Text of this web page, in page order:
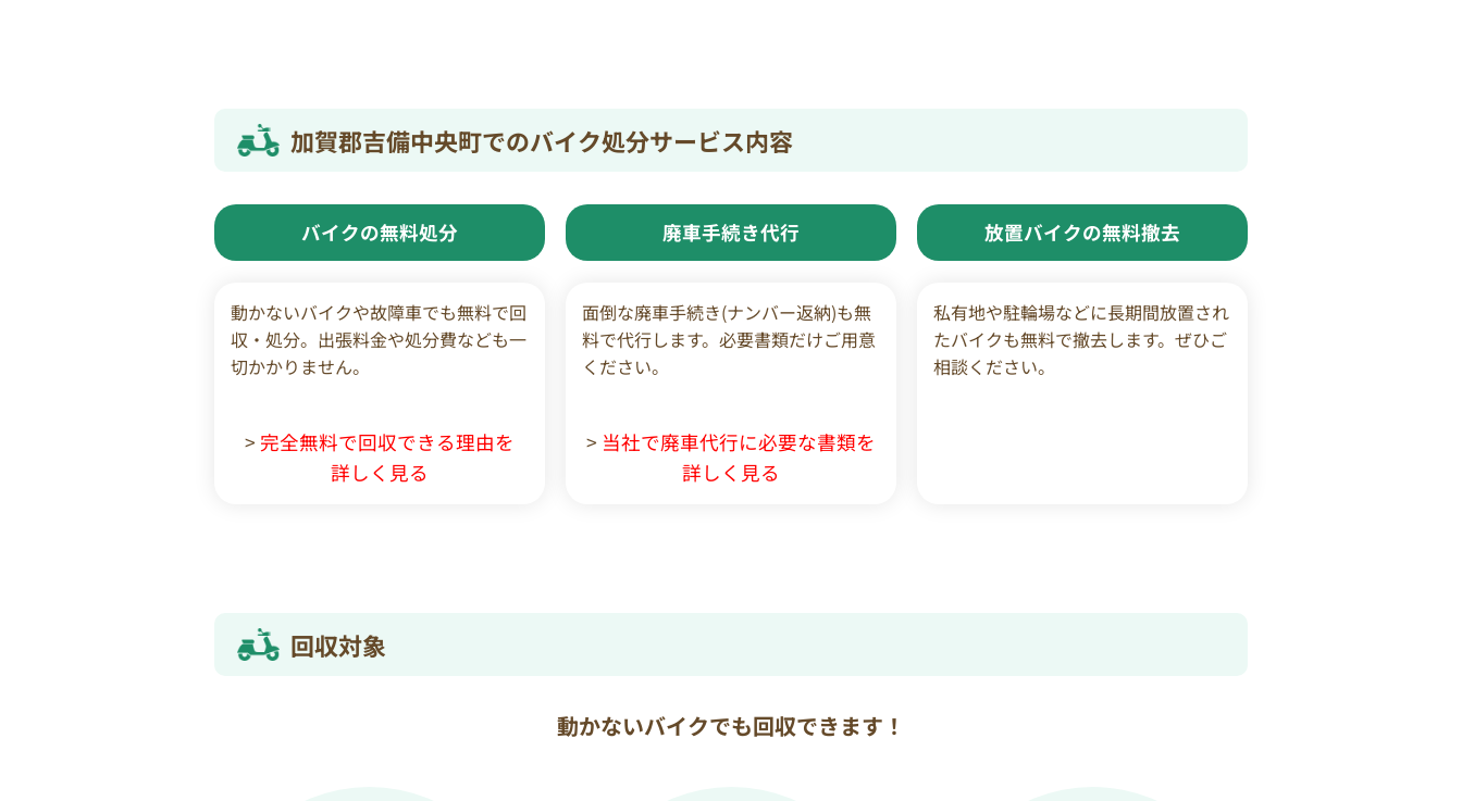
加賀郡吉備中央町でのバイク処分サービス内容
バイクの無料処分
動かないバイクや故障車でも無料で回
収・処分。出張料金や処分費なども一
切かかりません。
> 完全無料で回収できる理由を
詳しく見る
廃車手続き代行
面倒な廃車手続き(ナンバー返納)も無
料で代行します。必要書類だけご用意
ください。
> 当社で廃車代行に必要な書類を
詳しく見る
放置バイクの無料撤去
私有地や駐輪場などに長期間放置され
たバイクも無料で撤去します。ぜひご
相談ください。
回収対象
動かないバイクでも回収できます！